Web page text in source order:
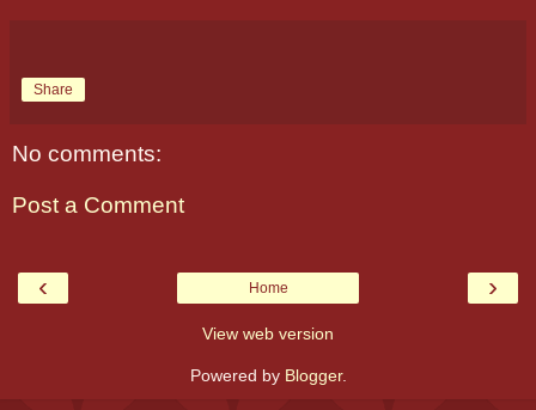
Share
No comments:
Post a Comment
‹ ›
Home
View web version
Powered by Blogger.